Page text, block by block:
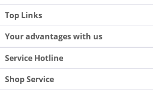
Top Links
Your advantages with us
Service Hotline
Shop Service